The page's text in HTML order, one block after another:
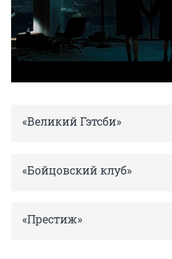
«Великий Гэтсби»
«Бойцовский клуб»
«Престиж»